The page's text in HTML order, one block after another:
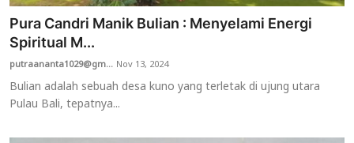
Pura Candri Manik Bulian : Menyelami Energi
Spiritual M...
putraananta1029@gm... Nov 13, 2024
Bulian adalah sebuah desa kuno yang terletak di ujung utara
Pulau Bali, tepatnya...